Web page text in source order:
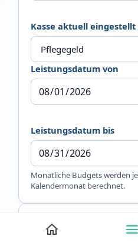
Kasse aktuell
Leistungsdatum von
Leistungsdatum bis
Monatliche Budgets werden
Kalendermonat berechnet.
2. Budgets